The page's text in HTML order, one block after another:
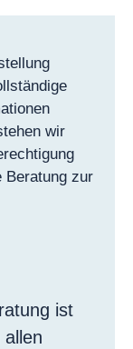
wir
Beratung zur
ist